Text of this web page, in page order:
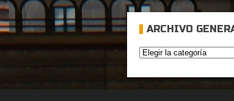
ARCHIVO